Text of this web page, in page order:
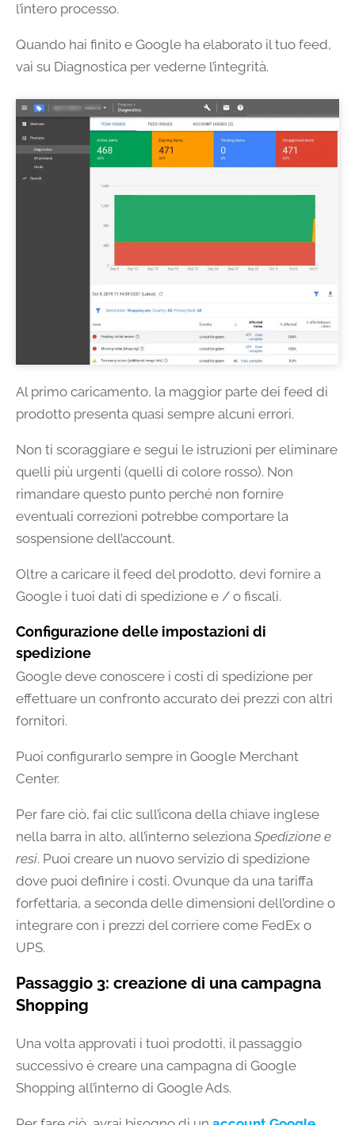
l’intero processo.
Quando hai finito e Google ha elaborato il tuo feed,
vai su Diagnostica per vederne l’integrità.
Al primo caricamento, la maggior parte dei feed di
prodotto presenta quasi sempre alcuni errori.
Non ti scoraggiare e segui le istruzioni per eliminare
quelli più urgenti (quelli di colore rosso). Non
rimandare questo punto perché non fornire
eventuali correzioni potrebbe comportare la
sospensione dell’account.
Oltre a caricare il feed del prodotto, devi fornire a
Google i tuoi dati di spedizione e / o fiscali.
Configurazione delle impostazioni di
spedizione
Google deve conoscere i costi di spedizione per
effettuare un confronto accurato dei prezzi con altri
fornitori.
Puoi configurarlo sempre in Google Merchant
Center.
Per fare ciò, fai clic sull’icona della chiave inglese
nella barra in alto, all’interno seleziona Spedizione e
resi. Puoi creare un nuovo servizio di spedizione
dove puoi definire i costi. Ovunque da una tariffa
forfettaria, a seconda delle dimensioni dell’ordine o
integrare con i prezzi del corriere come FedEx o
UPS.
Passaggio 3: creazione di una campagna
Shopping
Una volta approvati i tuoi prodotti, il passaggio
successivo è creare una campagna di Google
Shopping all’interno di Google Ads.